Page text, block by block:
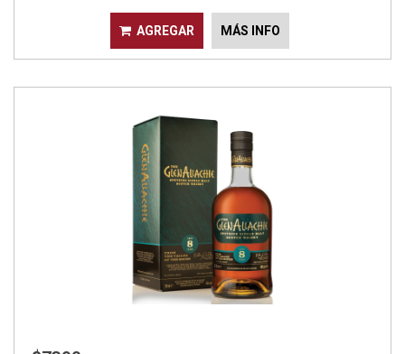
AGREGAR MÁS INFO